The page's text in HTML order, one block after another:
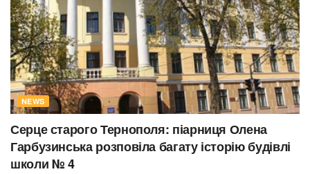
NEWS
Серце старого Тернополя: піарниця Олена
Гарбузинська розповіла багату історію будівлі
школи № 4